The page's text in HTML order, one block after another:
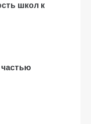
школ к